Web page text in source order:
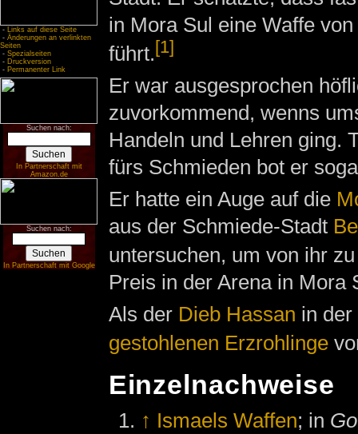
- Links auf diese Seite
- Änderungen an verlinkten
Seiten
- Spezialseiten
- Druckversion
- Permanenter Link
Suchen nach:
In Partnerschaft mit
Amazon.de
Suchen nach:
In Partnerschaft mit Google
in Mora Sul eine Waffe
führt.[1]
Er war ausgesprochen
zuvorkommend, wenns
Handeln und Lehren ging.
fürs Schmieden bot er
Er hatte ein Auge auf die
aus der Schmiede-Stadt
untersuchen, um von ihr
Preis in der Arena in Mora
Als der Dieb Hassan in
gestohlenen Erzrohlinge
Einzelnachweise
↑ Ismaels Waffen; in